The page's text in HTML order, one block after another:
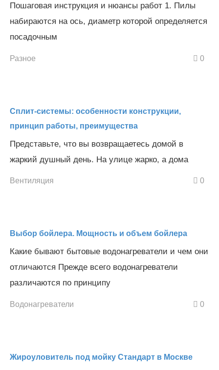
Пошаговая инструкция и нюансы работ 1. Пилы
набираются на ось, диаметр которой определяется
посадочным
Разное 0
Сплит-системы: особенности конструкции,
принцип работы, преимущества
Представьте, что вы возвращаетесь домой в
жаркий душный день. На улице жарко, а дома
Вентиляция 0
Выбор бойлера. Мощность и объем бойлера
Какие бывают бытовые водонагреватели и чем они
отличаются Прежде всего водонагреватели
различаются по принципу
Водонагреватели 0
Жироуловитель под мойку Стандарт в Москве